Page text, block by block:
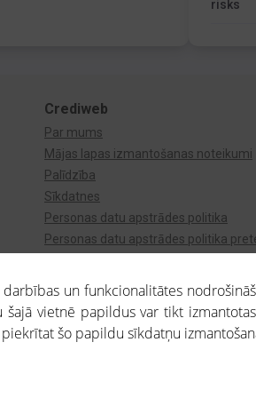
risks
Crediweb
Par mums
Mājas lapas izmantošanas noteikumi
Palīdzība
Sīkdatnes
Personas datu apstrādes politika
Personas datu apstrādes politika
ietvaros saņemtajai informācijai ir uzziņas
un funkcionalitātes
vietnē papildus var tikt
piekrītat šo papildu sīkdatņu